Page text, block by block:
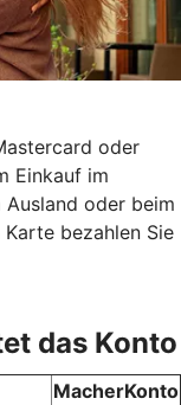
oder
Einkauf im
Ausland oder beim
bezahlen Sie
das Konto
MacherKonto